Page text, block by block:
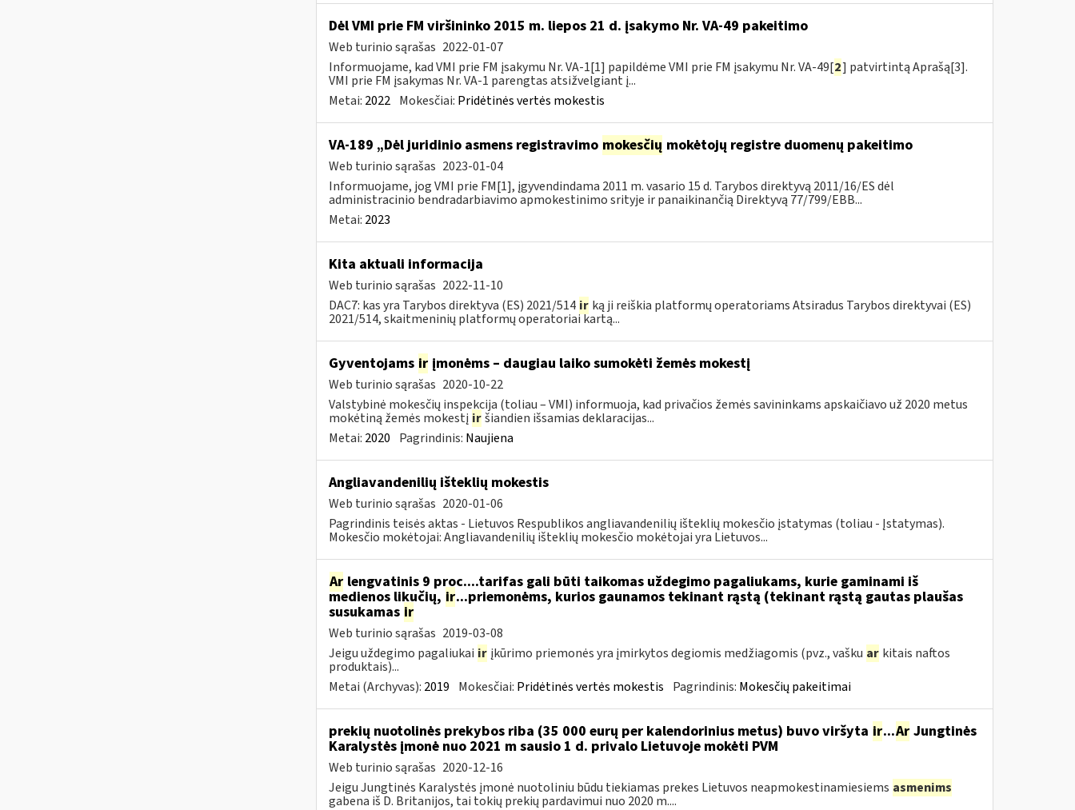
Dėl VMI prie FM viršininko 2015 m. liepos 21 d. įsakymo Nr. VA-49 pakeitimo
Web turinio sąrašas 2022-01-07
Informuojame, kad VMI prie FM įsakymu Nr. VA-1[1] papildėme VMI prie FM įsakymu Nr. VA-49[2] patvirtintą Aprašą[3].
VMI prie FM įsakymas Nr. VA-1 parengtas atsižvelgiant į...
Metai: 2022 Mokesčiai: Pridėtinės vertės mokestis
VA-189 „Dėl juridinio asmens registravimo mokesčių mokėtojų registre duomenų pakeitimo
Web turinio sąrašas 2023-01-04
Informuojame, jog VMI prie FM[1], įgyvendindama 2011 m. vasario 15 d. Tarybos direktyvą 2011/16/ES dėl
administracinio bendradarbiavimo apmokestinimo srityje ir panaikinančią Direktyvą 77/799/EBB...
Metai: 2023
Kita aktuali informacija
Web turinio sąrašas 2022-11-10
DAC7: kas yra Tarybos direktyva (ES) 2021/514 ir ką ji reiškia platformų operatoriams Atsiradus Tarybos direktyvai (ES)
2021/514, skaitmeninių platformų operatoriai kartą...
Gyventojams irįmonėms – daugiau laiko sumokėti žemės mokestį
Web turinio sąrašas 2020-10-22
Valstybinė mokesčių inspekcija (toliau – VMI) informuoja, kad privačios žemės savininkams apskaičiavo už 2020 metus
mokėtiną žemės mokestį ir šiandien išsamias deklaracijas...
Metai: 2020 Pagrindinis: Naujiena
Angliavandenilių išteklių mokestis
Web turinio sąrašas 2020-01-06
Pagrindinis teisės aktas - Lietuvos Respublikos angliavandenilių išteklių mokesčio įstatymas (toliau - Įstatymas).
Mokesčio mokėtojai: Angliavandenilių išteklių mokesčio mokėtojai yra Lietuvos...
Arlengvatinis 9 proc....tarifas gali būti taikomas uždegimo pagaliukams, kurie gaminami iš
medienos likučių, ir...priemonėms, kurios gaunamos tekinant rąstą (tekinant rąstą gautas plaušas
susukamas ir
Web turinio sąrašas 2019-03-08
Jeigu uždegimo pagaliukai ir įkūrimo priemonės yra įmirkytos degiomis medžiagomis (pvz., vašku ar kitais naftos
produktais)...
Metai (Archyvas): 2019 Mokesčiai: Pridėtinės vertės mokestis Pagrindinis: Mokesčių pakeitimai
prekių nuotolinės prekybos riba (35 000 eurų per kalendorinius metus) buvo viršyta ir...ArJungtinės
Karalystės įmonė nuo 2021 m sausio 1 d. privalo Lietuvoje mokėti PVM
Web turinio sąrašas 2020-12-16
Jeigu Jungtinės Karalystės įmonė nuotoliniu būdu tiekiamas prekes Lietuvos neapmokestinamiesiems asmenims
gabena iš D. Britanijos, tai tokių prekių pardavimui nuo 2020 m....